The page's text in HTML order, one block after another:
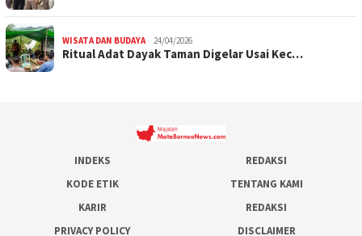
WISATA DAN BUDAYA 24/04/2026
Ritual Adat Dayak Taman Digelar Usai Kec…
INDEKS
REDAKSI
KODE ETIK
TENTANG KAMI
KARIR
REDAKSI
PRIVACY POLICY
DISCLAIMER